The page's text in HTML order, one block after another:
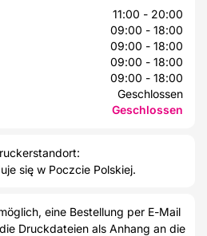
11:00 - 20:00
09:00 - 18:00
09:00 - 18:00
09:00 - 18:00
09:00 - 18:00
Geschlossen
Geschlossen
się w Poczcie Polskiej.
eine Bestellung per E-Mail
Druckdateien als Anhang an die